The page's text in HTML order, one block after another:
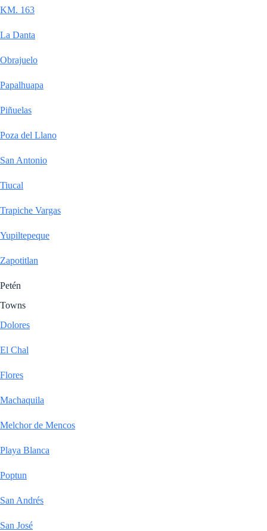
KM. 163
La Danta
Obrajuelo
Papalhuapa
Piñuelas
Poza del Llano
San Antonio
Tiucal
Trapiche Vargas
Yupiltepeque
Zapotitlan
Petén
Towns
Dolores
El Chal
Flores
Machaquila
Melchor de Mencos
Playa Blanca
Poptun
San Andrés
San José